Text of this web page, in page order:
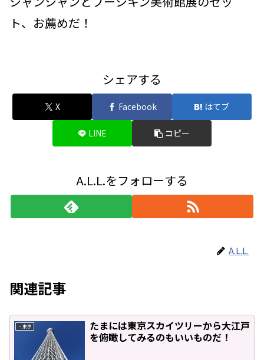
ト、お薦めだ！
シェアする
X Facebook はてブ
LINE コピー
A.L.L.をフォローする
A.L.L.
関連記事
・東京
たまには東京スカイツリーから大江戸
を俯瞰してみるのもいいものだ！